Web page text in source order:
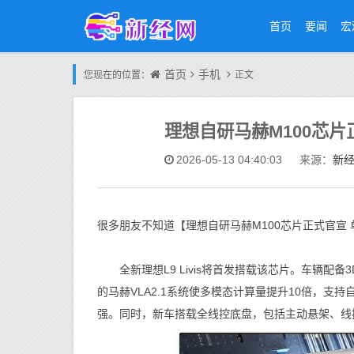
首页 要闻
您现在的位置： 首页 手机 正文
理想自研马赫M100芯
2026-05-13 04:40:03 来源： 新
很多朋友不知道【理想自研马赫M100芯片正式官
全新理想L9 Livis将首发搭载该芯片。车辆配备
的马赫VLA2.1系统使多模态计算量提升10倍，支持
强。同时，新车搭载全线控底盘，包括主动悬架、